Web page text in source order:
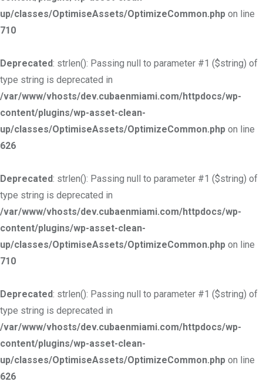
up/classes/OptimiseAssets/OptimizeCommon.php on line
710
Deprecated: strlen(): Passing null to parameter #1 ($string) of
type string is deprecated in
/var/www/vhosts/dev.cubaenmiami.com/httpdocs/wp-
content/plugins/wp-asset-clean-
up/classes/OptimiseAssets/OptimizeCommon.php on line
626
Deprecated: strlen(): Passing null to parameter #1 ($string) of
type string is deprecated in
/var/www/vhosts/dev.cubaenmiami.com/httpdocs/wp-
content/plugins/wp-asset-clean-
up/classes/OptimiseAssets/OptimizeCommon.php on line
710
Deprecated: strlen(): Passing null to parameter #1 ($string) of
type string is deprecated in
/var/www/vhosts/dev.cubaenmiami.com/httpdocs/wp-
content/plugins/wp-asset-clean-
up/classes/OptimiseAssets/OptimizeCommon.php on line
626